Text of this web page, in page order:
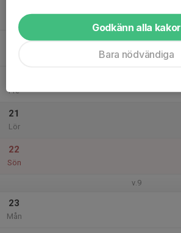
Ons
Fre
21
Lör
22
Sön
v.9
23
Mån
Godkänn alla kakor
Bara nödvändiga